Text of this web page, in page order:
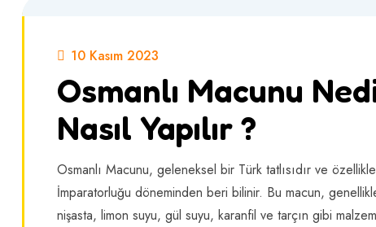
10 Kasım 2023
Osmanlı Macunu
Nasıl Yapılır ?
Osmanlı Macunu, geleneksel bir Türk tatlısıdır ve
İmparatorluğu döneminden beri bilinir. Bu macun,
nişasta, limon suyu, gül suyu, karanfil ve tarçın gibi